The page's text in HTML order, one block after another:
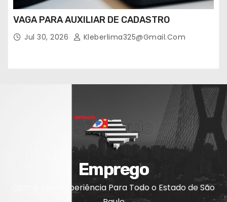
VAGA PARA AUXILIAR DE CADASTRO
Jul 30, 2026 Kleberlima325@gmail.com
Emprego
Com e Sem Experiência Para Todo o Estado de São